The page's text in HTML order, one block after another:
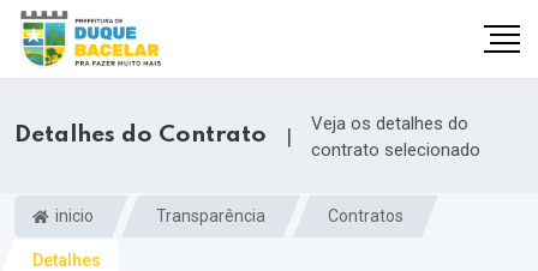
Detalhes do Contrato |
Veja os detalhes do
contrato selecionado
inicio Transparência Contratos
Detalhes